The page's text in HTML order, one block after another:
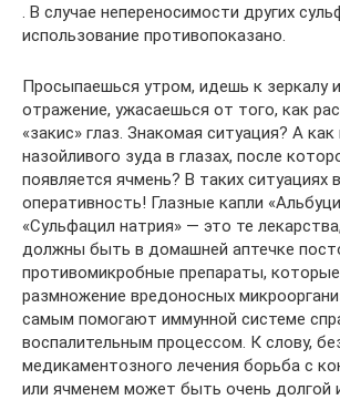
. В случае непереносимости других
использование противопоказано.
Просыпаешься утром, идешь к зеркалу
отражение, ужасаешься от того, как
«закис» глаз. Знакомая ситуация? А как
назойливого зуда в глазах, после
появляется ячмень? В таких ситуациях
оперативность! Глазные капли
«Сульфацил натрия» — это те
должны быть в домашней аптечке
противомикробные препараты,
размножение вредоносных
самым помогают иммунной системе
воспалительным процессом. К слову,
медикаментозного лечения борьба с
или ячменем может быть очень долгой